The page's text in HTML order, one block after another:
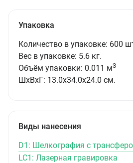
Упаковка
Количество в упаковке: 600
Вес в упаковке: 5.6 кг.
Объём упаковки: 0.011 м3
ШxВxГ: 13.0x34.0x24.0 см.
Виды нанесения
D1: Шелкография с
LC1: Лазерная гравировка